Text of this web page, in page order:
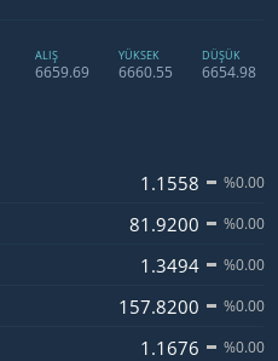
ALIŞ
6659.69
YÜKSEK
6660.55
DÜŞÜK
6654.98
1.1558 %0.00
81.9200 %0.00
1.3494 %0.00
157.8200 %0.00
1.1676 %0.00